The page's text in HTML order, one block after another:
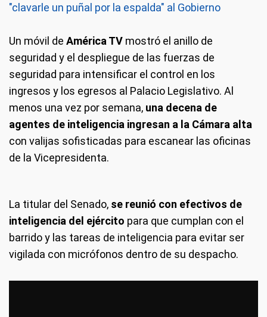
"clavarle un puñal por la espalda" al Gobierno
Un móvil de América TV mostró el anillo de
seguridad y el despliegue de las fuerzas de
seguridad para intensificar el control en los
ingresos y los egresos al Palacio Legislativo. Al
menos una vez por semana, una decena de
agentes de inteligencia ingresan a la Cámara alta
con valijas sofisticadas para escanear las oficinas
de la Vicepresidenta.
La titular del Senado, se reunió con efectivos de
inteligencia del ejército para que cumplan con el
barrido y las tareas de inteligencia para evitar ser
vigilada con micrófonos dentro de su despacho.